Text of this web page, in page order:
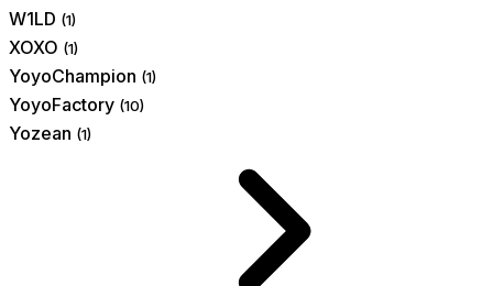
W1LD (1)
XOXO (1)
YoyoChampion (1)
YoyoFactory (10)
Yozean (1)